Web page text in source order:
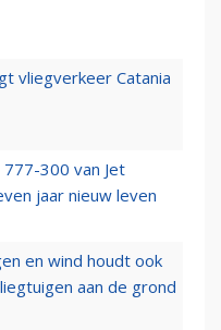
vliegverkeer Catania
300 van Jet
jaar nieuw leven
en wind houdt ook
aan de grond